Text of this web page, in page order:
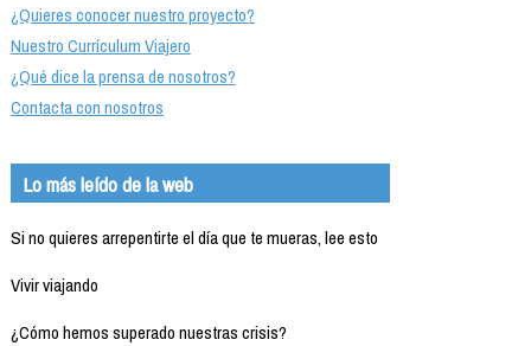
¿Quieres conocer nuestro proyecto?
Nuestro Currículum Viajero
¿Qué dice la prensa de nosotros?
Contacta con nosotros
Lo más leído de la web
Si no quieres arrepentirte el día que te mueras, lee esto
Vivir viajando
¿Cómo hemos superado nuestras crisis?